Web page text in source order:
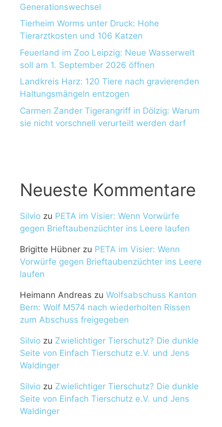
Generationswechsel
Tierheim Worms unter Druck: Hohe
Tierarztkosten und 106 Katzen
Feuerland im Zoo Leipzig: Neue Wasserwelt
soll am 1. September 2026 öffnen
Landkreis Harz: 120 Tiere nach gravierenden
Haltungsmängeln entzogen
Carmen Zander Tigerangriff in Dölzig: Warum
sie nicht vorschnell verurteilt werden darf
Neueste Kommentare
Silvio zu PETA im Visier: Wenn Vorwürfe
gegen Brieftaubenzüchter ins Leere laufen
Brigitte Hübner zu PETA im Visier: Wenn
Vorwürfe gegen Brieftaubenzüchter ins Leere
laufen
Heimann Andreas zu Wolfsabschuss Kanton
Bern: Wolf M574 nach wiederholten Rissen
zum Abschuss freigegeben
Silvio zu Zwielichtiger Tierschutz? Die dunkle
Seite von Einfach Tierschutz e.V. und Jens
Waldinger
Silvio zu Zwielichtiger Tierschutz? Die dunkle
Seite von Einfach Tierschutz e.V. und Jens
Waldinger